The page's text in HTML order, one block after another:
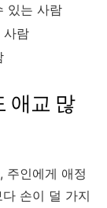
있는 사람
사람
애교 많
주인에게 애정
손이 덜 가지